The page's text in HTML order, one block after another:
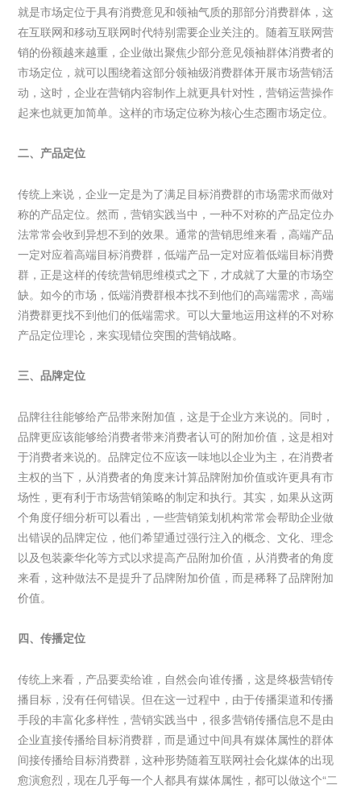
就是市场定位于具有消费意见和领袖气质的那部分消费群体，这
在互联网和移动互联网时代特别需要企业关注的。随着互联网营
销的份额越来越重，企业做出聚焦少部分意见领袖群体消费者的
市场定位，就可以围绕着这部分领袖级消费群体开展市场营销活
动，这时，企业在营销内容制作上就更具针对性，营销运营操作
起来也就更加简单。这样的市场定位称为核心生态圈市场定位。
二、产品定位
传统上来说，企业一定是为了满足目标消费群的市场需求而做对
称的产品定位。然而，营销实践当中，一种不对称的产品定位办
法常常会收到异想不到的效果。通常的营销思维来看，高端产品
一定对应着高端目标消费群，低端产品一定对应着低端目标消费
群，正是这样的传统营销思维模式之下，才成就了大量的市场空
缺。如今的市场，低端消费群根本找不到他们的高端需求，高端
消费群更找不到他们的低端需求。可以大量地运用这样的不对称
产品定位理论，来实现错位突围的营销战略。
三、品牌定位
品牌往往能够给产品带来附加值，这是于企业方来说的。同时，
品牌更应该能够给消费者带来消费者认可的附加价值，这是相对
于消费者来说的。品牌定位不应该一味地以企业为主，在消费者
主权的当下，从消费者的角度来计算品牌附加价值或许更具有市
场性，更有利于市场营销策略的制定和执行。其实，如果从这两
个角度仔细分析可以看出，一些营销策划机构常常会帮助企业做
出错误的品牌定位，他们希望通过强行注入的概念、文化、理念
以及包装豪华化等方式以求提高产品附加价值，从消费者的角度
来看，这种做法不是提升了品牌附加价值，而是稀释了品牌附加
价值。
四、传播定位
传统上来看，产品要卖给谁，自然会向谁传播，这是终极营销传
播目标，没有任何错误。但在这一过程中，由于传播渠道和传播
手段的丰富化多样性，营销实践当中，很多营销传播信息不是由
企业直接传播给目标消费群，而是通过中间具有媒体属性的群体
间接传播给目标消费群，这种形势随着互联网社会化媒体的出现
愈演愈烈，现在几乎每一个人都具有媒体属性，都可以做这个“二